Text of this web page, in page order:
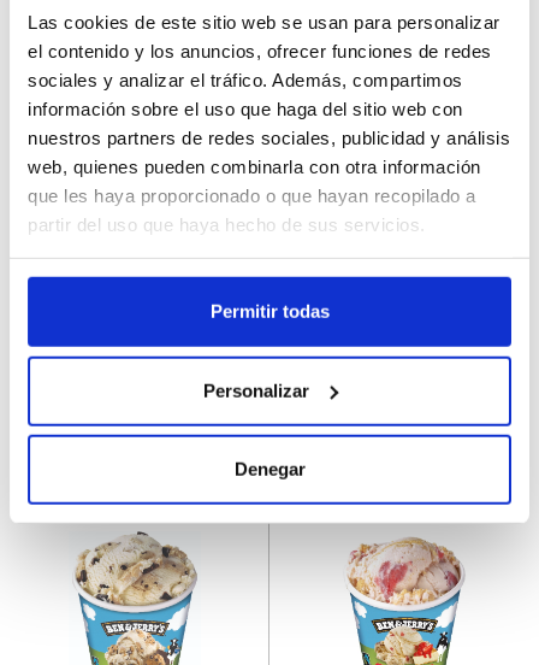
Las cookies de este sitio web se usan para personalizar
el contenido y los anuncios, ofrecer funciones de redes
sociales y analizar el tráfico. Además, compartimos
información sobre el uso que haga del sitio web con
nuestros partners de redes sociales, publicidad y análisis
web, quienes pueden combinarla con otra información
que les haya proporcionado o que hayan recopilado a
partir del uso que haya hecho de sus servicios.
Permitir todas
Personalizar
Denegar
Tarrina Helado Chocolate
Registra
37296
Tarrina Helado Chunky
Registra